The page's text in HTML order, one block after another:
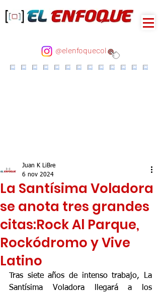
@elenfoquecol
La Santísima Voladora
se anota tres grandes
citas:Rock Al Parque,
Rockódromo y Vive
Latino
Juan K LiBre
6 nov 2024
Tras siete años de intenso trabajo, La
Santísima Voladora llegará a los